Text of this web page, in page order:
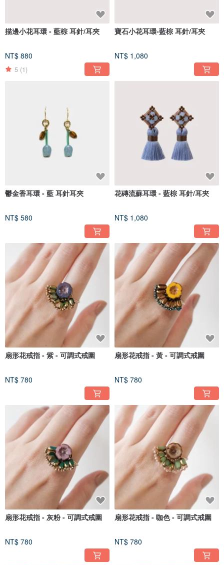
描邊小花耳環 - 藍棕 耳針/耳夾
NT$ 880
5 (1)
寶石小花耳環-藍棕 耳針/耳夾
NT$ 1,080
鬱金香耳環 - 藍 耳針耳夾
NT$ 580
花磚流蘇耳環 - 藍棕 耳針/耳夾
NT$ 1,080
扇形花戒指 - 紫 - 可調式戒圍
NT$ 780
扇形花戒指 - 黃 - 可調式戒圍
NT$ 780
扇形花戒指 - 灰粉 - 可調式戒圍
NT$ 780
扇形花戒指 - 咖色 - 可調式戒圍
NT$ 780